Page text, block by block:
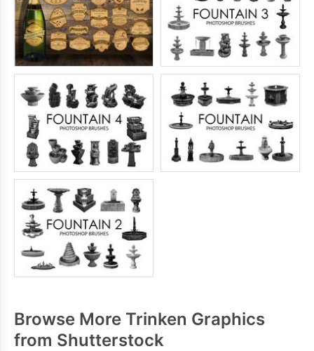
Browse More Trinken Graphics
from Shutterstock